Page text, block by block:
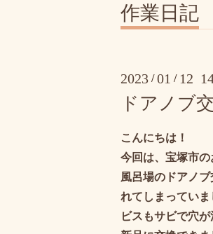
作業日記
2023 /01 / 12
ドアノブ
こんにちは！
今回は、宝塚市の
風呂場のドアノ
れてしまってい
ビスもサビで穴